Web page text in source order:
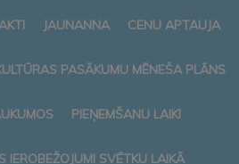
JAUNANNA CENU APTAUJA
PASĀKUMU MĒNEŠA PLĀNS
PIEŅEMŠANU LAIKI
IEROBEŽOJUMI SVĒTKU LAIKĀ